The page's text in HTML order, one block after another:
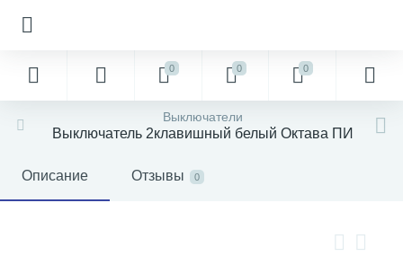
0 0 0
Выключатели
Выключатель 2клавишный белый Октава ПИ
Описание Отзывы 0